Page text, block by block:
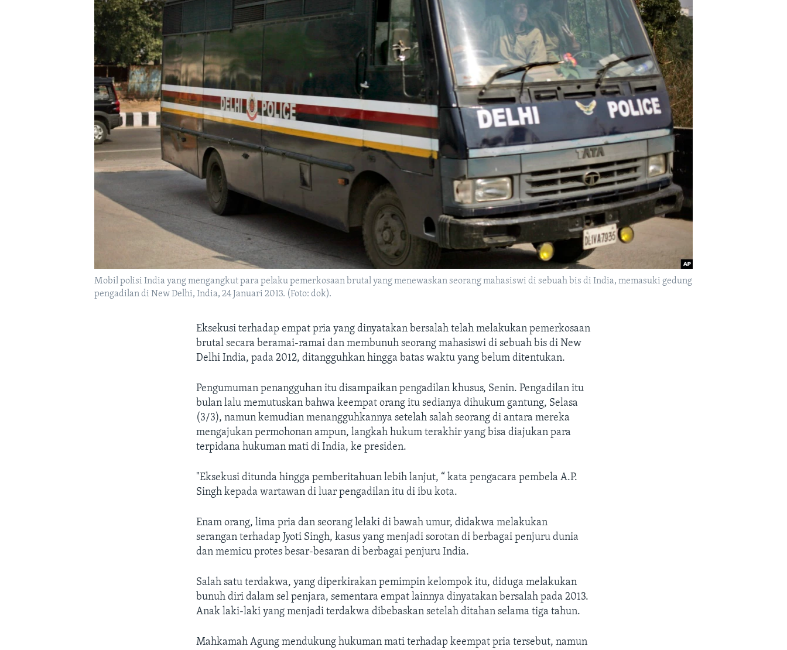
Mobil polisi India yang mengangkut para pelaku pemerkosaan brutal yang menewaskan seorang mahasiswi di sebuah bis di India, memasuki gedung
pengadilan di New Delhi, India, 24 Januari 2013. (Foto: dok).
Eksekusi terhadap empat pria yang dinyatakan bersalah telah melakukan pemerkosaan
brutal secara beramai-ramai dan membunuh seorang mahasiswi di sebuah bis di New
Delhi India, pada 2012, ditangguhkan hingga batas waktu yang belum ditentukan.
Pengumuman penangguhan itu disampaikan pengadilan khusus, Senin. Pengadilan itu
bulan lalu memutuskan bahwa keempat orang itu sedianya dihukum gantung, Selasa
(3/3), namun kemudian menangguhkannya setelah salah seorang di antara mereka
mengajukan permohonan ampun, langkah hukum terakhir yang bisa diajukan para
terpidana hukuman mati di India, ke presiden.
"Eksekusi ditunda hingga pemberitahuan lebih lanjut, “ kata pengacara pembela A.P.
Singh kepada wartawan di luar pengadilan itu di ibu kota.
Enam orang, lima pria dan seorang lelaki di bawah umur, didakwa melakukan
serangan terhadap Jyoti Singh, kasus yang menjadi sorotan di berbagai penjuru dunia
dan memicu protes besar-besaran di berbagai penjuru India.
Salah satu terdakwa, yang diperkirakan pemimpin kelompok itu, diduga melakukan
bunuh diri dalam sel penjara, sementara empat lainnya dinyatakan bersalah pada 2013.
Anak laki-laki yang menjadi terdakwa dibebaskan setelah ditahan selama tiga tahun.
Mahkamah Agung mendukung hukuman mati terhadap keempat pria tersebut, namun